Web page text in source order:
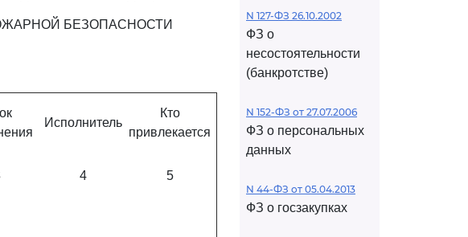
БЕЗОПАСНОСТИ
Исполнитель
Кто
привлекается
4 5
N 127-ФЗ 26.10.2002
ФЗ о
несостоятельности
(банкротстве)
N 152-ФЗ от 27.07.2006
ФЗ о персональных
данных
N 44-ФЗ от 05.04.2013
ФЗ о госзакупках